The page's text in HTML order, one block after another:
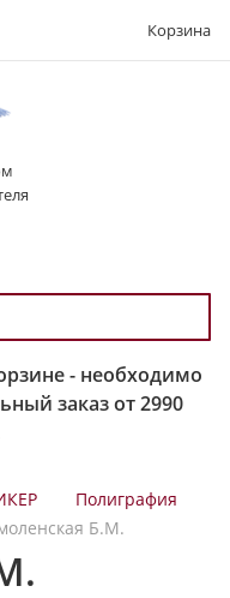
Корзина
- необходимо
заказ от 2990
Полиграфия
Б.М.